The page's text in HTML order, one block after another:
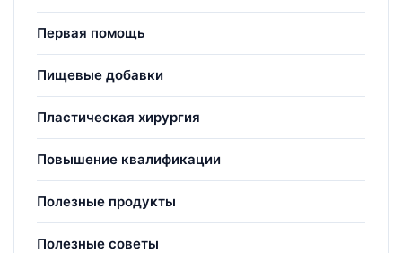
Первая помощь
Пищевые добавки
Пластическая хирургия
Повышение квалификации
Полезные продукты
Полезные советы